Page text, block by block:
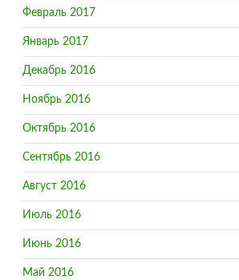
Февраль 2017
Январь 2017
Декабрь 2016
Ноябрь 2016
Октябрь 2016
Сентябрь 2016
Август 2016
Июль 2016
Июнь 2016
Май 2016